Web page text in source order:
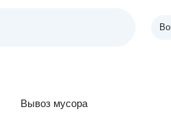
Вывоз мусора